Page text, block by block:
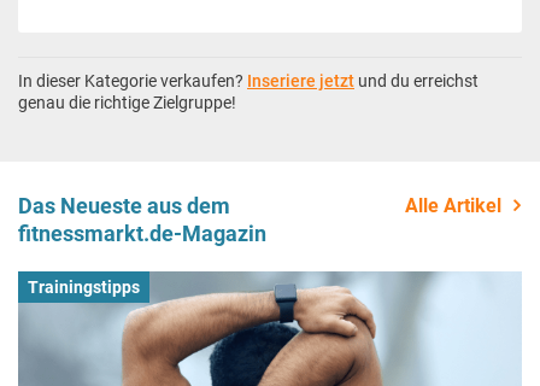
In dieser Kategorie verkaufen? Inseriere jetzt und du erreichst
genau die richtige Zielgruppe!
Das Neueste aus dem
fitnessmarkt.de-Magazin
Alle Artikel
Trainingstipps